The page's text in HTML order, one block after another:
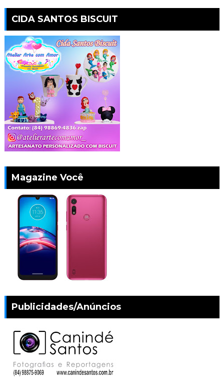
CIDA SANTOS BISCUIT
Magazine Você
Publicidades/Anúncios